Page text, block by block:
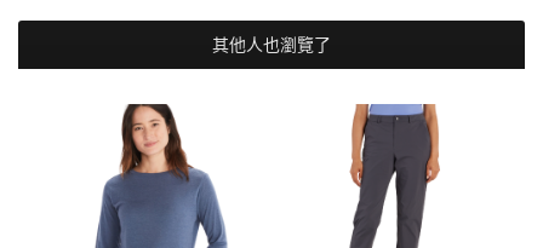
其他人也瀏覽了